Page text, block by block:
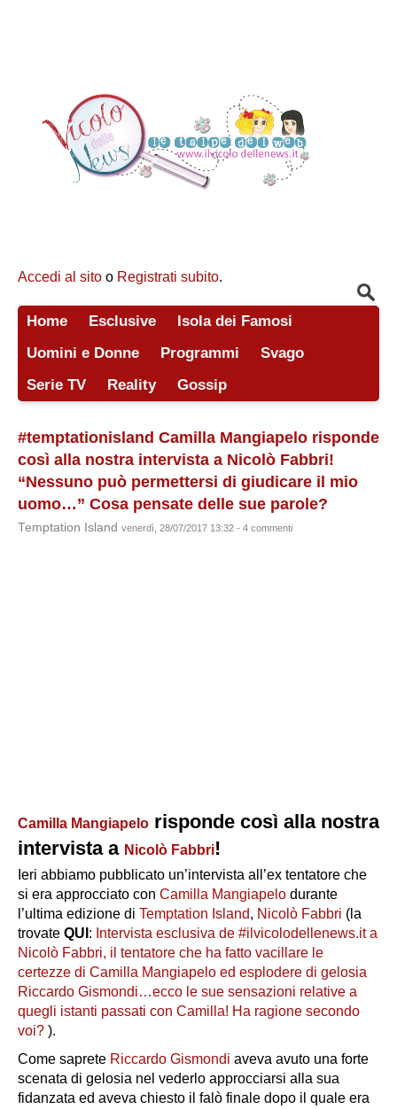
Accedi al sito o Registrati subito.
Home Esclusive
Isola dei Famosi
Uomini e Donne
Programmi
Svago
Serie TV
Reality Gossip
#temptationisland Camilla Mangiapelo risponde
così alla nostra intervista a Nicolò Fabbri!
“Nessuno può permettersi di giudicare il mio
uomo…” Cosa pensate delle sue parole?
Temptation Island venerdì, 28/07/2017 13:32 - 4 commenti
Camilla Mangiapelo risponde così alla nostra
intervista a Nicolò Fabbri!
Ieri abbiamo pubblicato un’intervista all’ex tentatore che
si era approcciato con Camilla Mangiapelo durante
l’ultima edizione di Temptation Island, Nicolò Fabbri (la
trovate QUI : Intervista esclusiva de #ilvicolodellenews.it a
Nicolò Fabbri, il tentatore che ha fatto vacillare le
certezze di Camilla Mangiapelo ed esplodere di gelosia
Riccardo Gismondi…ecco le sue sensazioni relative a
quegli istanti passati con Camilla! Ha ragione secondo
voi? ).
Come saprete Riccardo Gismondi aveva avuto una forte
scenata di gelosia nel vederlo approcciarsi alla sua
fidanzata ed aveva chiesto il falò finale dopo il quale era